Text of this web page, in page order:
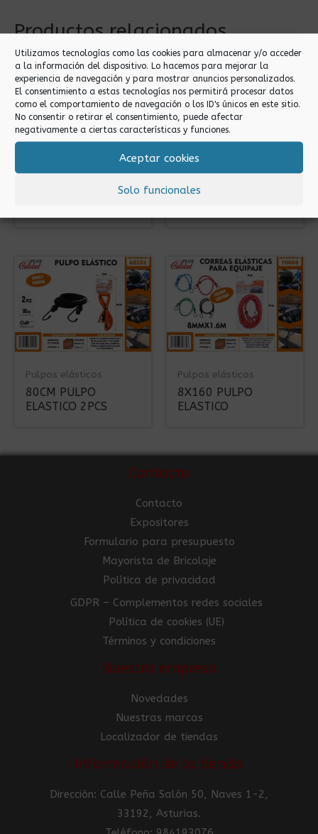
Utilizamos tecnologías como las cookies para almacenar y/o acceder
a la información del dispositivo. Lo hacemos para mejorar la
experiencia de navegación y para mostrar anuncios personalizados.
El consentimiento a estas tecnologías nos permitirá procesar datos
como el comportamiento de navegación o los ID's únicos en este sitio.
No consentir o retirar el consentimiento, puede afectar
negativamente a ciertas características y funciones.
Aceptar cookies
Solo funcionales
Productos relacionados
Pulpos elásticos Pulpos elásticos
150CM PULPO
Pulpos elásticos
80CM PULPO
ELASTICO 2PCS
Pulpos elásticos
8X160 PULPO
ELASTICO
Contacto
Contacto
Expositores
Formulario para presupuesto
Mayorista de Bricolaje
Política de privacidad
GDPR – Complementos redes sociales
Política de cookies (UE)
Términos y condiciones
Nuestra empresa
Novedades
Nuestras marcas
Localizador de tiendas
Información de la tienda
Dirección: Calle Peña Salón 50, Naves 1-2,
33192, Asturias.